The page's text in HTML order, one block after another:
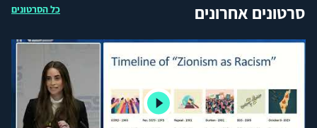
סרטונים אחרונים כל הסרטונים